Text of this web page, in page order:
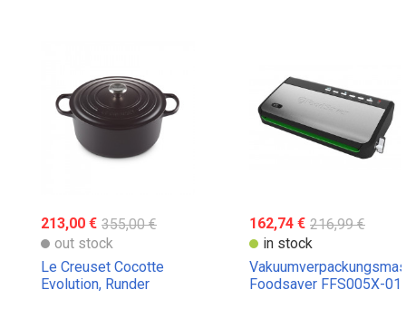
213,00 € 355,00 €
out stock
Le Creuset Cocotte
Evolution, Runder
162,74 € 216,99 €
in stock
Foodsaver FFS005X-01